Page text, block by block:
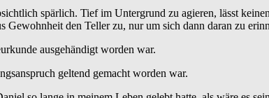
spärlich. Tief im Untergrund zu agieren, lässt
Gewohnheit den Teller zu, nur um sich dann daran zu
ausgehändigt worden war.
geltend gemacht worden war.